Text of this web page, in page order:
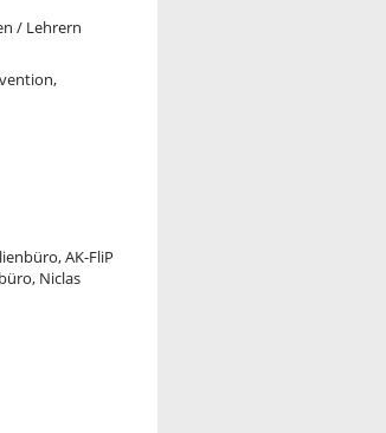
/ Lehrern
AK-FliP
Niclas